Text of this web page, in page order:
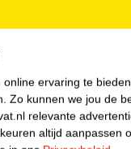
ervaring te
Zo kunnen we jou de
relevante
altijd aanpassen